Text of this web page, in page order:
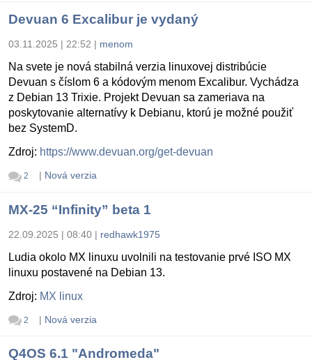
Devuan 6 Excalibur je vydaný
03.11.2025 | 22:52 | menom
Na svete je nová stabilná verzia linuxovej distribúcie
Devuan s číslom 6 a kódovým menom Excalibur. Vychádza
z Debian 13 Trixie. Projekt Devuan sa zameriava na
poskytovanie alternatívy k Debianu, ktorú je možné použiť
bez SystemD.
Zdroj: https://www.devuan.org/get-devuan
2 | Nová verzia
MX-25 “Infinity” beta 1
22.09.2025 | 08:40 | redhawk1975
Ludia okolo MX linuxu uvolnili na testovanie prvé ISO MX
linuxu postavené na Debian 13.
Zdroj: MX linux
2 | Nová verzia
Q4OS 6.1 "Andromeda"